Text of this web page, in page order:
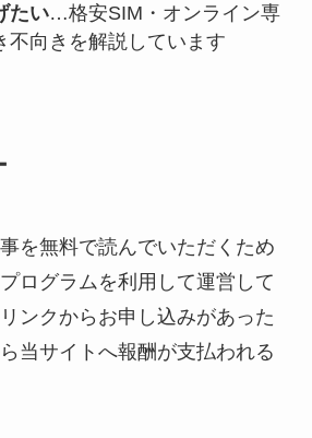
たい…格安SIM・オンライン専
不向きを解説しています
を無料で読んでいただくため
ログラムを利用して運営して
ンクからお申し込みがあった
当サイトへ報酬が支払われる